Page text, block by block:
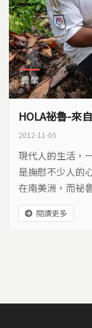
農業
HOLA祕魯-來
2012-11-05
現代人的生活，
是撫慰不少人的
在南美洲，而祕
片天，把祕魯帶
可可的國家。他
閱讀更多